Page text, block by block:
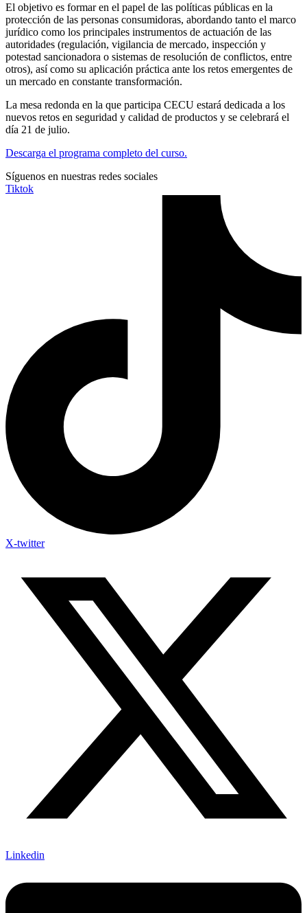
El objetivo es formar en el papel de las políticas públicas en la
protección de las personas consumidoras, abordando tanto el marco
jurídico como los principales instrumentos de actuación de las
autoridades (regulación, vigilancia de mercado, inspección y
potestad sancionadora o sistemas de resolución de conflictos, entre
otros), así como su aplicación práctica ante los retos emergentes de
un mercado en constante transformación.
La mesa redonda en la que participa CECU estará dedicada a los
nuevos retos en seguridad y calidad de productos y se celebrará el
día 21 de julio.
Descarga el programa completo del curso.
Síguenos en nuestras redes sociales
Tiktok
X-twitter
Linkedin